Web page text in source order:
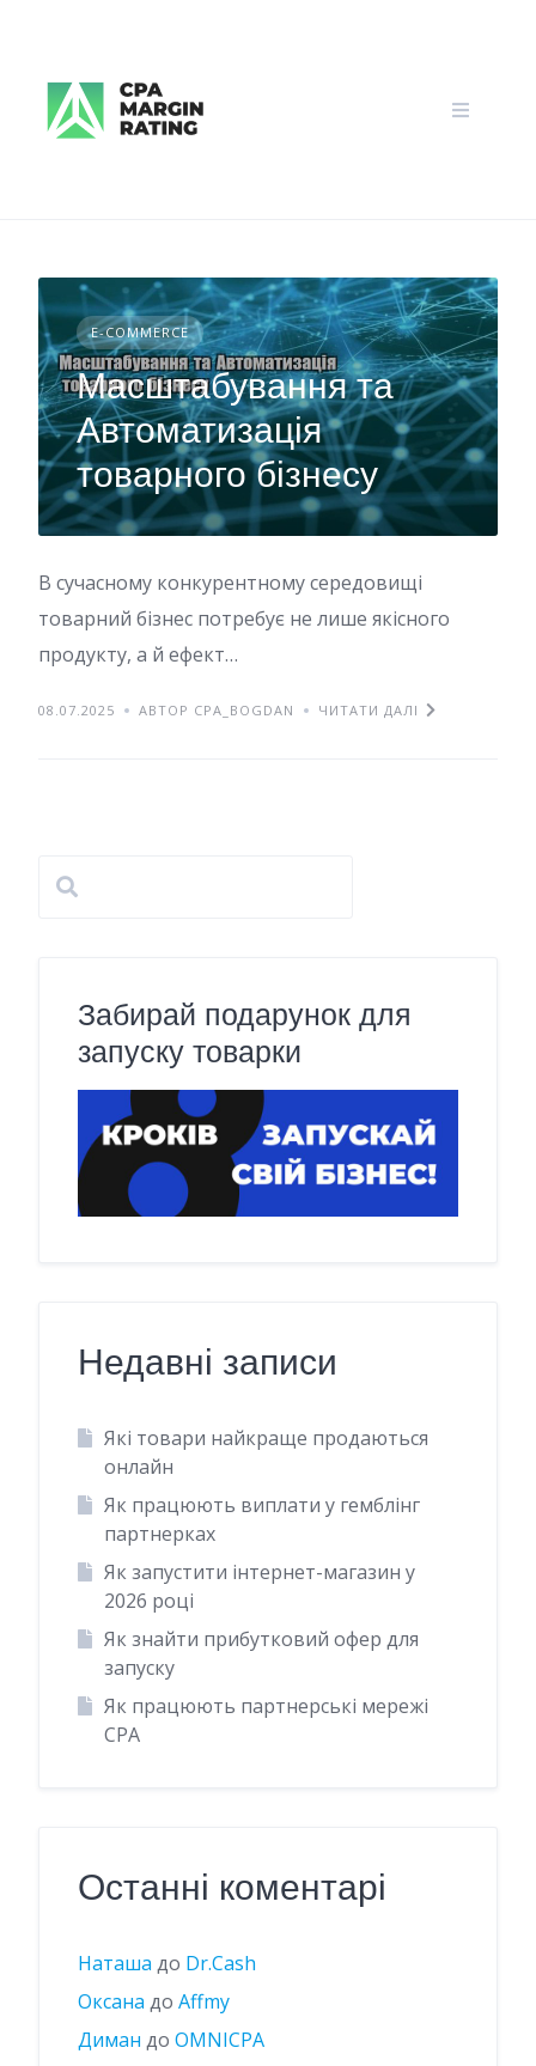
E-COMMERCE
Масштабування та
Автоматизація
товарного бізнесу
В сучасному конкурентному середовищі
товарний бізнес потребує не лише якісного
продукту, а й ефект…
08.07.2025 АВТОР CPA_BOGDAN ЧИТАТИ ДАЛІ
Забирай подарунок для
запуску товарки
Недавні записи
Які товари найкраще продаються
онлайн
Як працюють виплати у гемблінг
партнерках
Як запустити інтернет-магазин у
2026 році
Як знайти прибутковий офер для
запуску
Як працюють партнерські мережі
CPA
Останні коментарі
Наташа до Dr.Cash
Оксана до Affmy
Диман до OMNICPA